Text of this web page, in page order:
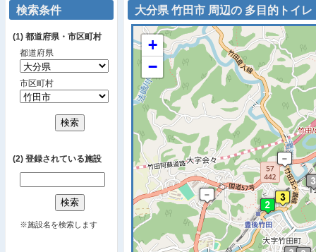
大分県 竹田市 周辺の 多目的トイレ
※ マップを
+
−
検索条件
(1) 都道府県・市区町村
都道府県
市区町村
(2) 登録されている施設
※施設名を検索します